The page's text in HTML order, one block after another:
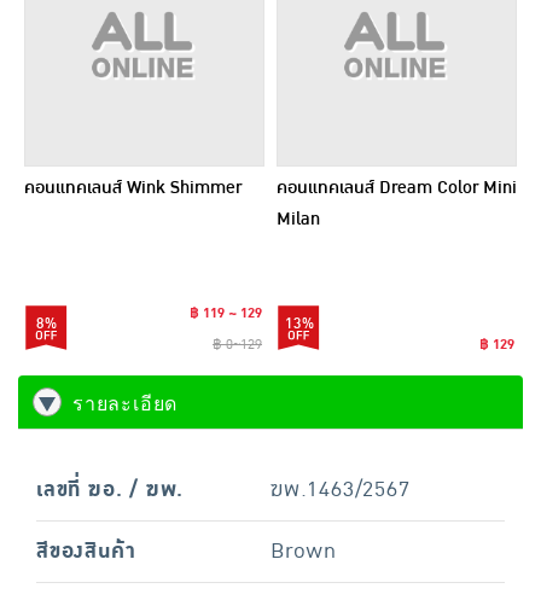
คอนแทคเลนส์ Wink Shimmer
8%
฿ 119 ~ 129
฿ 0~129
คอนแทคเลนส์ Dream Color Mini
Milan
13%
฿ 129
รายละเอียด
เลขที่ ฆอ. / ฆพ.
ฆพ.1463/2567
สีของสินค้า
Brown